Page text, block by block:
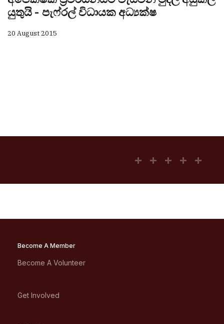
යුතුයි - පැෆ්රල් විධායක අධ්‍යක්ෂ
20 August 2015
Become A Member
Become A Volunteer
Get Involved